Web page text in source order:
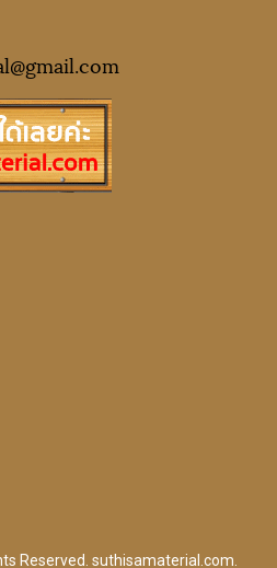
com
Reserved. suthisamaterial.com.